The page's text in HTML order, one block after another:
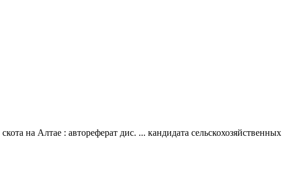
на Алтае : автореферат дис. ... кандидата сельскохозяйственных